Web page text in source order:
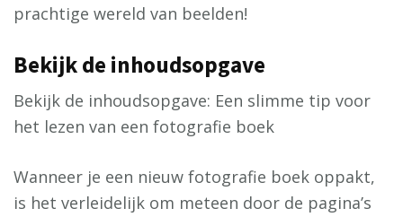
prachtige wereld van beelden!
Bekijk de inhoudsopgave
Bekijk de inhoudsopgave: Een slimme tip voor
het lezen van een fotografie boek
Wanneer je een nieuw fotografie boek oppakt,
is het verleidelijk om meteen door de pagina’s